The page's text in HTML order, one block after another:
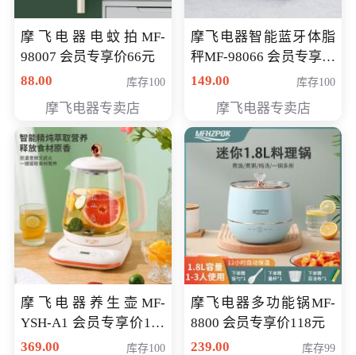
摩飞电器电蚊拍MF-
98007 会员专享价66元
88.00
库存100
摩飞电器专卖店
摩飞电器智能蓝牙体脂
秤MF-98066 会员专享价
98元
149.00 库存100
摩飞电器专卖店
摩飞电器养生壶MF-
YSH-A1 会员专享价198
元
369.00 库存100
摩飞电器多功能锅MF-
8800 会员专享价118元
239.00
库存99